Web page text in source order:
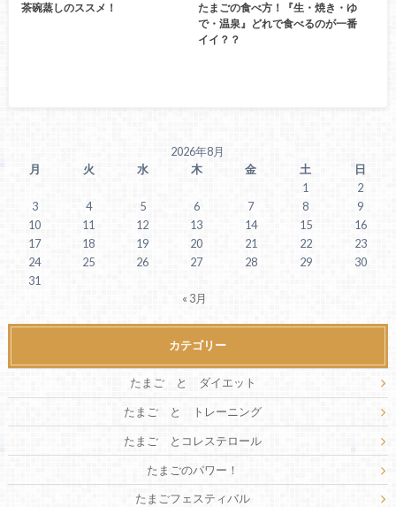
茶碗蒸しのススメ！
たまごの食べ方！『生・焼き・ゆ
で・温泉』どれで食べるのが一番
イイ？？
2026年8月
月
火 水 木 金 土
日
1
2
3
4 5 6 7 8
9
10
11 12 13 14 15
16
17
18 19 20 21 22
23
24
25 26 27 28 29
30
31
« 3月
カテゴリー
たまご と ダイエット
たまご と トレーニング
たまご とコレステロール
たまごのパワー！
たまごフェスティバル